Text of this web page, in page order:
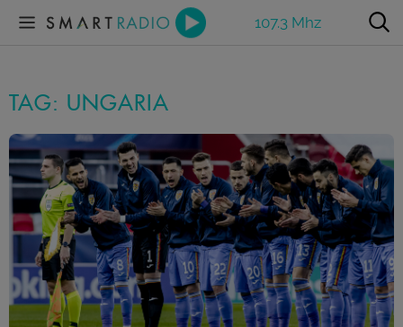
107.3 Mhz
TAG: UNGARIA